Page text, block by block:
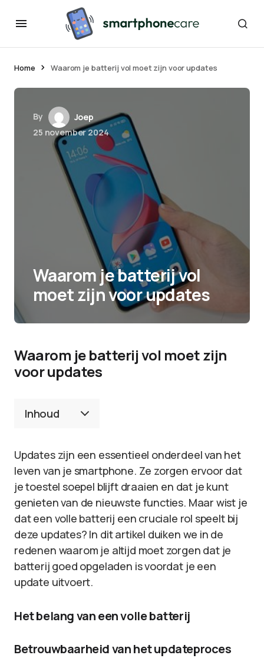
Home Waarom je batterij vol moet zijn voor updates
By
Joep
25 november 2024
Waarom je batterij vol
moet zijn voor updates
Waarom je batterij vol moet zijn
voor updates
Inhoud
Updates zijn een essentieel onderdeel van het
leven van je smartphone. Ze zorgen ervoor dat
je toestel soepel blijft draaien en dat je kunt
genieten van de nieuwste functies. Maar wist je
dat een volle batterij een cruciale rol speelt bij
deze updates? In dit artikel duiken we in de
redenen waarom je altijd moet zorgen dat je
batterij goed opgeladen is voordat je een
update uitvoert.
Het belang van een volle batterij
Betrouwbaarheid van het updateproces